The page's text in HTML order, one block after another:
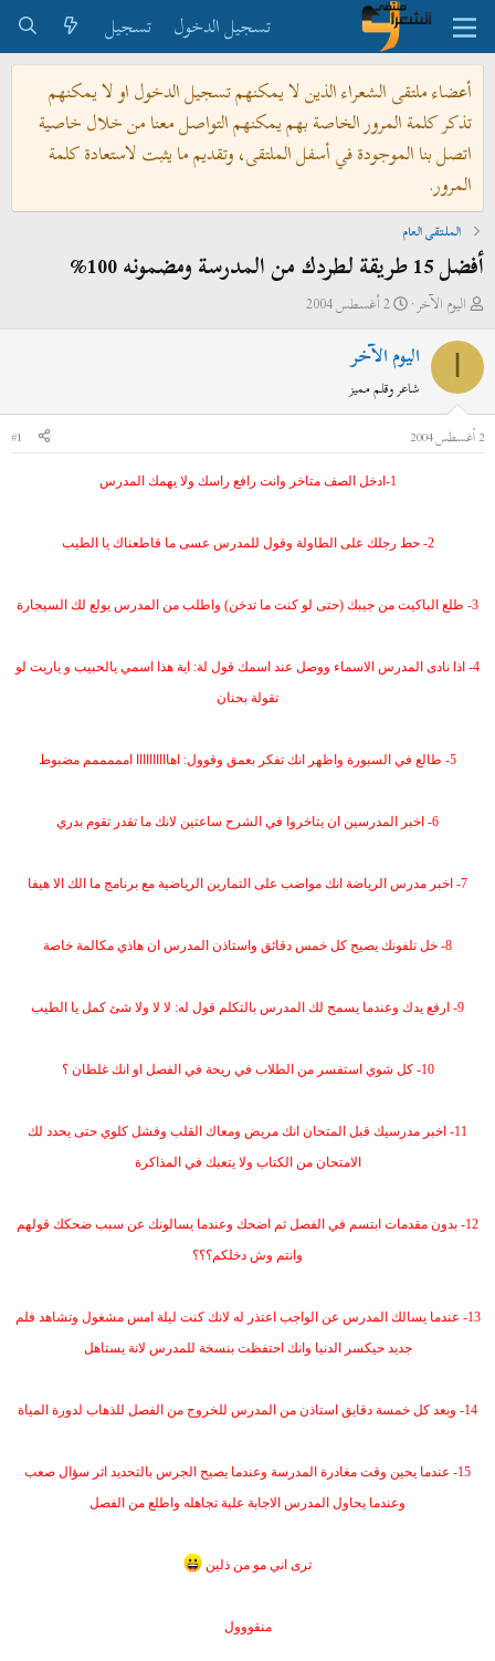
تسجيل الدخول
تسجيل
أعضاء ملتقى الشعراء الذين لا يمكنهم تسجيل الدخول او لا يمكنهم
تذكر كلمة المرور الخاصة بهم يمكنهم التواصل معنا من خلال خاصية
اتصل بنا الموجودة في أسفل الملتقى، وتقديم ما يثبت لاستعادة كلمة
المرور.
الملتقى العام
أفضل 15 طريقة لطردك من المدرسة ومضمونه 100%
ب
ئ
م
اليوم الآخر
ت
خ
ل
ب
2 أغسطس 2004
اليوم الآخر
شاعر وقلم مميز
2 أغسطس 2004
#1
1-ادخل الصف متاخر وانت رافع راسك ولا يهمك المدرس
2- حط رجلك على الطاولة وقول للمدرس عسى ما قاطعناك يا الطيب
3- طلع الباكيت من جيبك (حتى لو كنت ما تدخن) واطلب من المدرس يولع لك السيجارة
4- اذا نادى المدرس الاسماء ووصل عند اسمك قول لة: اية هذا اسمي يالحبيب و ياريت لو
تقولة بحنان
5- طالع في السبورة واظهر انك تفكر بعمق وقوول: اهاااااااااا امممممم مضبوط
6- اخبر المدرسين ان يتاخروا في الشرح ساعتين لانك ما تقدر تقوم بدري
7- اخبر مدرس الرياضة انك مواضب على التمارين الرياضية مع برنامج ما الك الا هيفا
8- خل تلفونك يصيح كل خمس دقائق واستاذن المدرس ان هاذي مكالمة خاصة
9- ارفع يدك وعندما يسمح لك المدرس بالتكلم قول له: لا لا ولا شئ كمل يا الطيب
10- كل شوي استفسر من الطلاب في ريحة في الفصل او انك غلطان ؟
11- اخبر مدرسيك قبل المتحان انك مريض ومعاك القلب وفشل كلوي حتى يحدد لك
الامتحان من الكتاب ولا يتعبك في المذاكرة
12- بدون مقدمات ابتسم في الفصل ثم اضحك وعندما يسالونك عن سبب ضحكك قولهم
وانتم وش دخلكم؟؟؟
13- عندما يسالك المدرس عن الواجب اعتذر له لانك كنت ليلة امس مشغول وتشاهد فلم
جديد حيكسر الدنيا وانك احتفظت بنسخة للمدرس لانة يستاهل
14- وبعد كل خمسة دقايق استاذن من المدرس للخروج من الفصل للذهاب لدورة المياة
15- عندما يحين وقت مغادرة المدرسة وعندما يصيح الجرس بالتحديد اثر سؤال صعب
وعندما يحاول المدرس الاجابة علية تجاهله واطلع من الفصل
ترى اني مو من ذلين
منقووول